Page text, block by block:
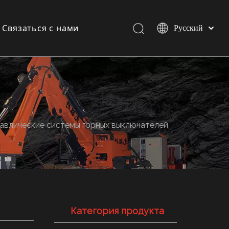
Связаться с нами
Pусский
English
системы горных выключателей
Категория продукта